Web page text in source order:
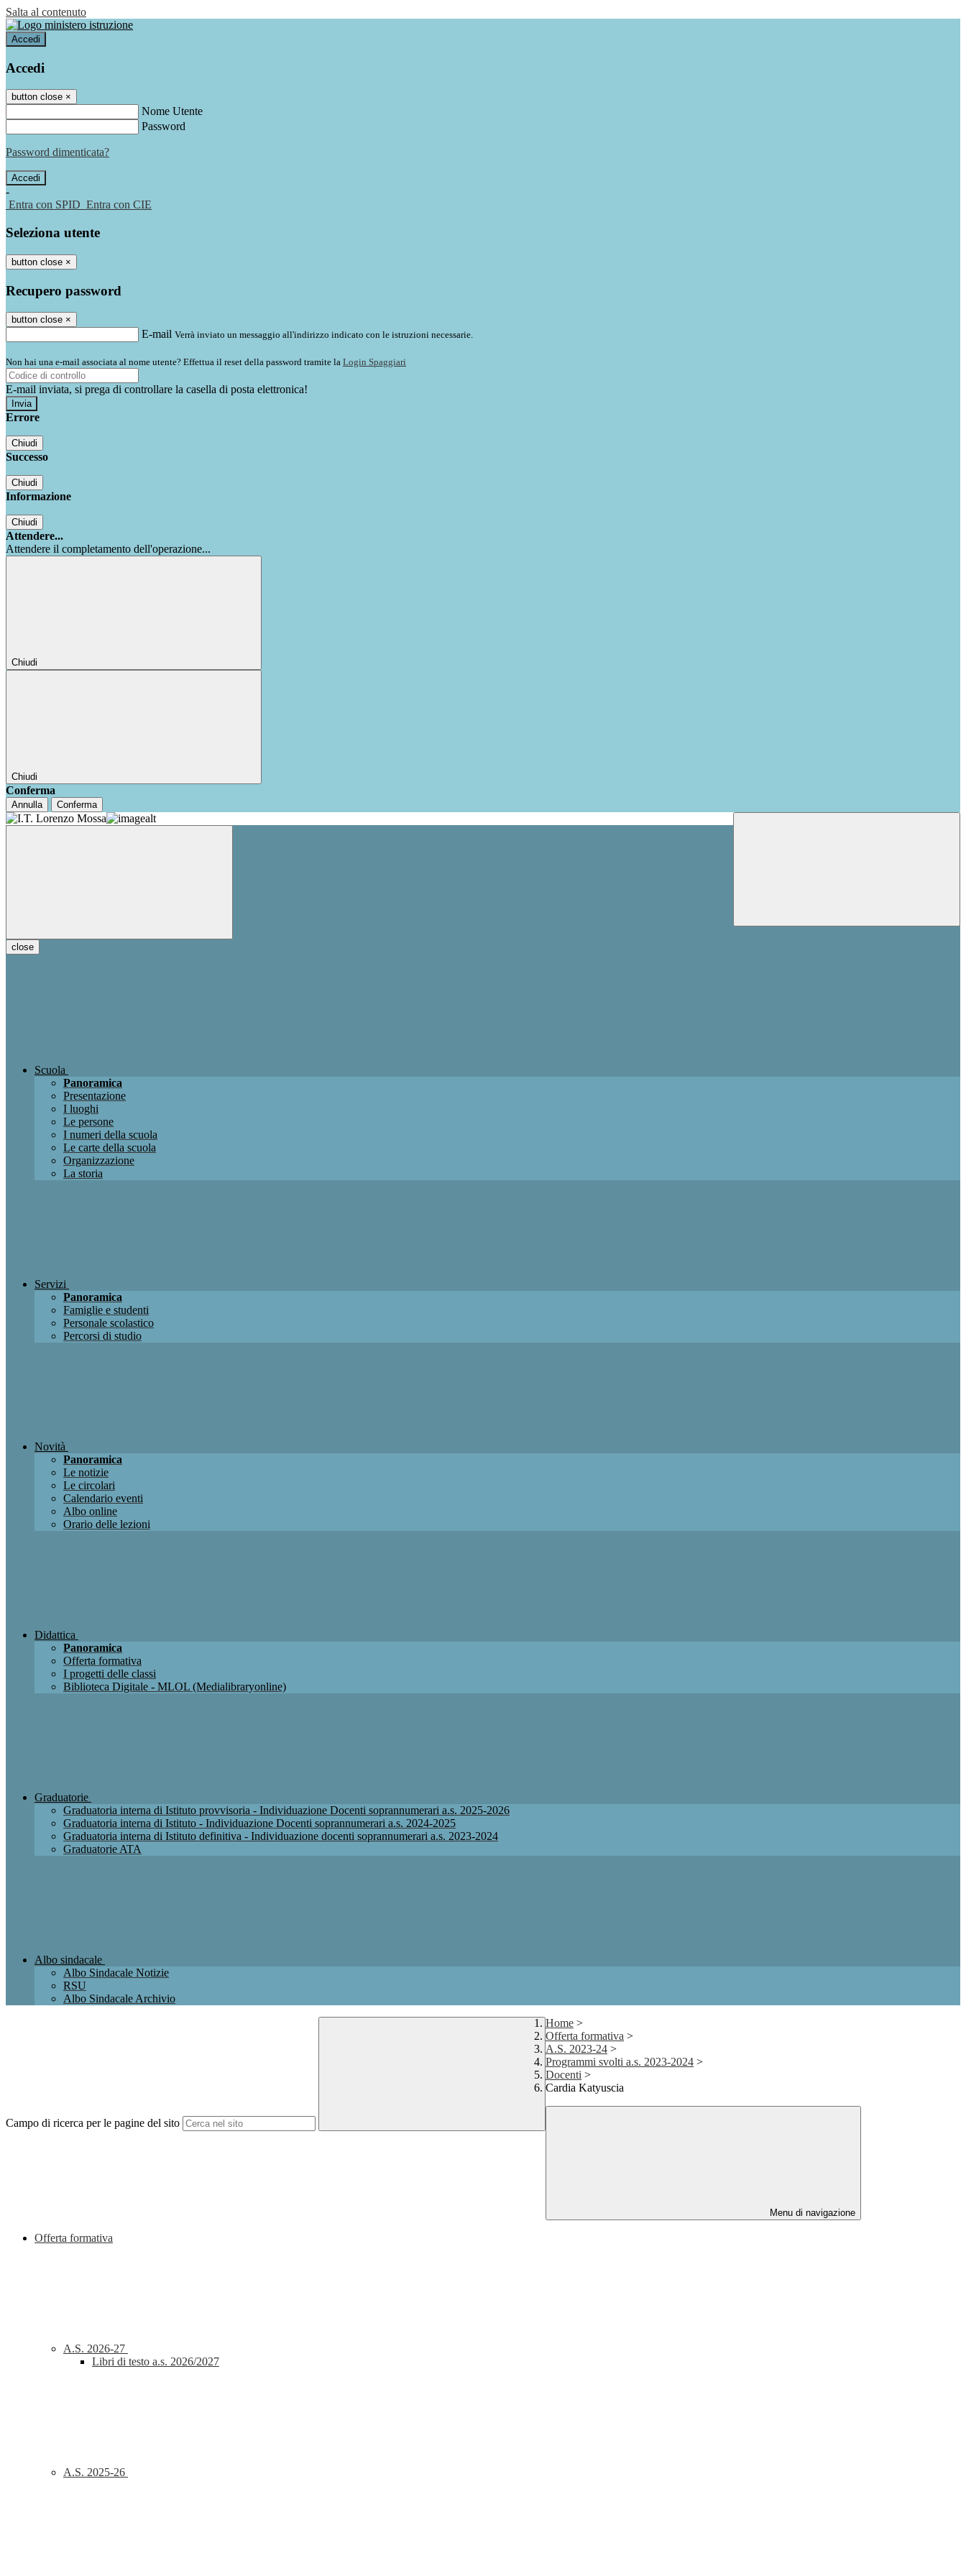
Salta al contenuto
Accedi
Accedi
button close ×
Nome Utente
Password
Password dimenticata?
-
Entra con SPID Entra con CIE
Seleziona utente
button close ×
Recupero password
button close ×
E-mail Verrà inviato un messaggio all'indirizzo indicato con le istruzioni necessarie.
Non hai una e-mail associata al nome utente? Effettua il reset della password tramite la Login Spaggiari
E-mail inviata, si prega di controllare la casella di posta elettronica!
Errore
Chiudi
Successo
Chiudi
Informazione
Chiudi
Attendere...
Attendere il completamento dell'operazione...
Chiudi
Chiudi
Conferma
Annulla Conferma
close
Scuola
Panoramica
Presentazione
I luoghi
Le persone
I numeri della scuola
Le carte della scuola
Organizzazione
La storia
Servizi
Panoramica
Famiglie e studenti
Personale scolastico
Percorsi di studio
Novità
Panoramica
Le notizie
Le circolari
Calendario eventi
Albo online
Orario delle lezioni
Didattica
Panoramica
Offerta formativa
I progetti delle classi
Biblioteca Digitale - MLOL (Medialibraryonline)
Graduatorie
Graduatoria interna di Istituto provvisoria - Individuazione Docenti soprannumerari a.s. 2025-2026
Graduatoria interna di Istituto - Individuazione Docenti soprannumerari a.s. 2024-2025
Graduatoria interna di Istituto definitiva - Individuazione docenti soprannumerari a.s. 2023-2024
Graduatorie ATA
Albo sindacale
Albo Sindacale Notizie
RSU
Albo Sindacale Archivio
Campo di ricerca per le pagine del sito
Home >
Offerta formativa >
A.S. 2023-24 >
Programmi svolti a.s. 2023-2024 >
Docenti >
Cardia Katyuscia
Menu di navigazione
Offerta formativa
A.S. 2026-27
Libri di testo a.s. 2026/2027
A.S. 2025-26